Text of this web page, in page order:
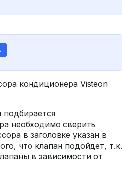
кондиционера Visteon
необходимо сверить
в заголовке указан в
что клапан подойдет, т.к.
в зависимости от